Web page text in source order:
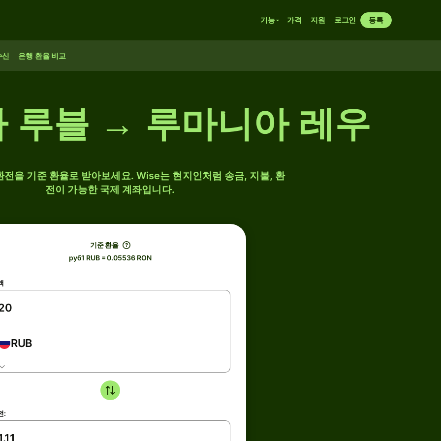
기능 가격 지원 로그인 등록
신 은행 환율 비교
루블 → 루마니아 레우
을 기준 환율로 받아보세요. Wise는 현지인처럼 송금, 지불, 환
전이 가능한 국제 계좌입니다.
기준 환율
руб1 RUB = 0.05536 RON
RUB
: